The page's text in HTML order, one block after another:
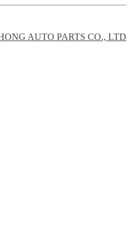
AUTO PARTS CO., LTD